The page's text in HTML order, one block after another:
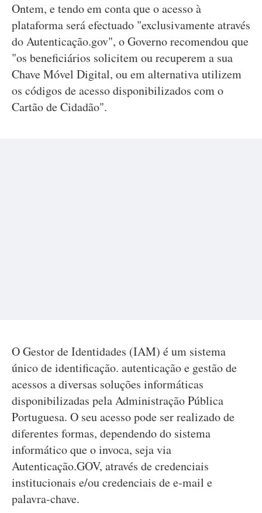
Ontem, e tendo em conta que o acesso à
plataforma será efectuado "exclusivamente através
do Autenticação.gov", o Governo recomendou que
"os beneficiários solicitem ou recuperem a sua
Chave Móvel Digital, ou em alternativa utilizem
os códigos de acesso disponibilizados com o
Cartão de Cidadão".
O Gestor de Identidades (IAM) é um sistema
único de identificação. autenticação e gestão de
acessos a diversas soluções informáticas
disponibilizadas pela Administração Pública
Portuguesa. O seu acesso pode ser realizado de
diferentes formas, dependendo do sistema
informático que o invoca, seja via
Autenticação.GOV, através de credenciais
institucionais e/ou credenciais de e-mail e
palavra-chave.